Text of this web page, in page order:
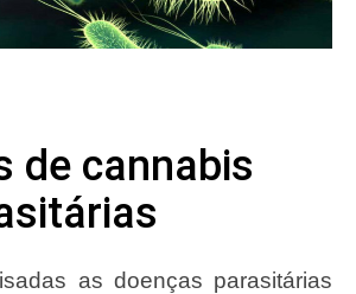
de cannabis
as doenças parasitárias